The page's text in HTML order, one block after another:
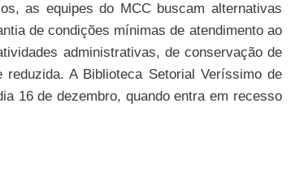
as equipes do MCC buscam alternativas
de condições mínimas de atendimento ao
administrativas, de conservação de
A Biblioteca Setorial Veríssimo de
16 de dezembro, quando entra em recesso